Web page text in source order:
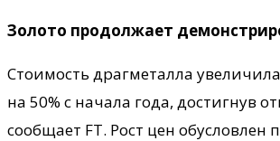
Золото продолжает
Стоимость драгметалла
на 50% с начала года, достигнув
сообщает FT. Рост цен обусловлен